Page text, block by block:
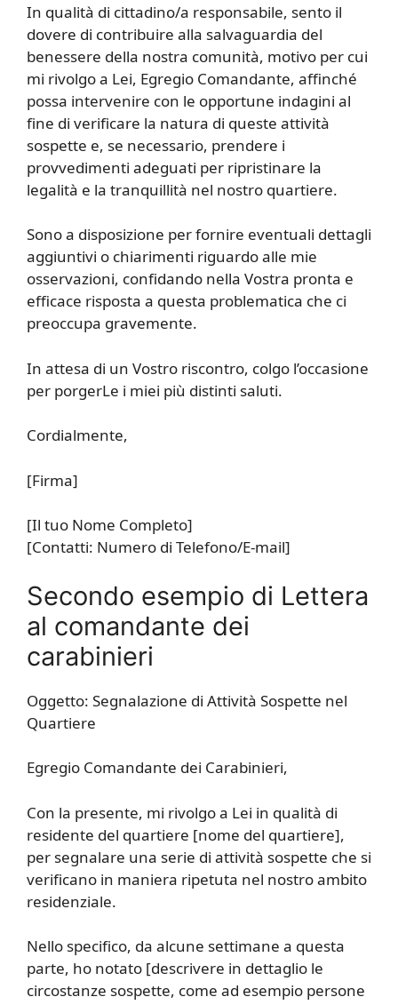
In qualità di cittadino/a responsabile, sento il
dovere di contribuire alla salvaguardia del
benessere della nostra comunità, motivo per cui
mi rivolgo a Lei, Egregio Comandante, affinché
possa intervenire con le opportune indagini al
fine di verificare la natura di queste attività
sospette e, se necessario, prendere i
provvedimenti adeguati per ripristinare la
legalità e la tranquillità nel nostro quartiere.
Sono a disposizione per fornire eventuali dettagli
aggiuntivi o chiarimenti riguardo alle mie
osservazioni, confidando nella Vostra pronta e
efficace risposta a questa problematica che ci
preoccupa gravemente.
In attesa di un Vostro riscontro, colgo l’occasione
per porgerLe i miei più distinti saluti.
Cordialmente,
[Firma]
[Il tuo Nome Completo]
[Contatti: Numero di Telefono/E-mail]
Secondo esempio di Lettera
al comandante dei
carabinieri
Oggetto: Segnalazione di Attività Sospette nel
Quartiere
Egregio Comandante dei Carabinieri,
Con la presente, mi rivolgo a Lei in qualità di
residente del quartiere [nome del quartiere],
per segnalare una serie di attività sospette che si
verificano in maniera ripetuta nel nostro ambito
residenziale.
Nello specifico, da alcune settimane a questa
parte, ho notato [descrivere in dettaglio le
circostanze sospette, come ad esempio persone